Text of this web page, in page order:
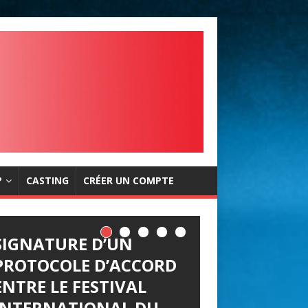
CASTING CRÉER UN COMPTE
D’UN
D’ACCORD
LE FESTIVAL